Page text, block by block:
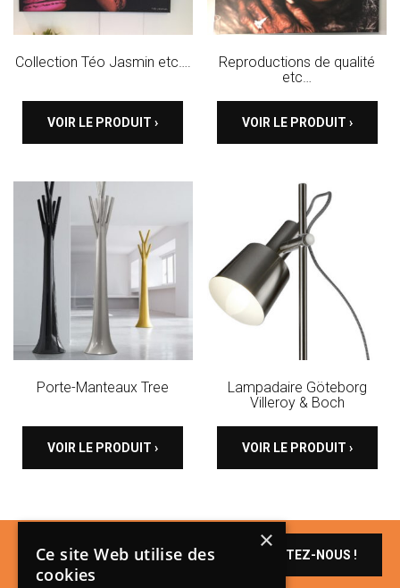
Collection Téo Jasmin etc….
VOIR LE PRODUIT ›
Reproductions de qualité
etc…
VOIR LE PRODUIT ›
Porte-Manteaux Tree
VOIR LE PRODUIT ›
Lampadaire Göteborg
Villeroy & Boch
VOIR LE PRODUIT ›
Un produit vous
intéresse ?
CONTACTEZ-NOUS !
×
Ce site Web utilise des
cookies